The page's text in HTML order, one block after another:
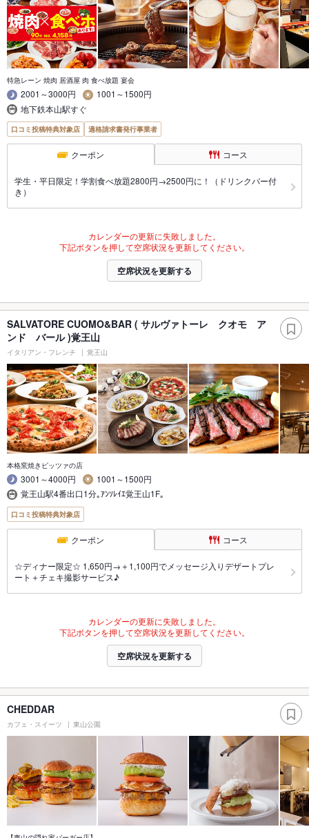
特急レーン 焼肉 居酒屋 肉 食べ放題 宴会
2001～3000円
1001～1500円
地下鉄本山駅すぐ
口コミ投稿特典対象店 適格請求書発行事業者
クーポン コース
学生・平日限定！学割食べ放題2800円→2500円に！（ドリンクバー付
き）
カレンダーの更新に失敗しました。
下記ボタンを押して空席状況を更新してください。
空席状況を更新する
SALVATORE CUOMO&BAR ( サルヴァトーレ クオモ ア
ンド バール )覚王山
イタリアン・フレンチ 覚王山
本格窯焼きピッツァの店
3001～4000円
1001～1500円
覚王山駅4番出口1分｡ｱﾝｿﾚｲｴ覚王山1F｡
口コミ投稿特典対象店
クーポン コース
☆ディナー限定☆ 1,650円→＋1,100円でメッセージ入りデザートプレ
ート＋チェキ撮影サービス♪
カレンダーの更新に失敗しました。
下記ボタンを押して空席状況を更新してください。
空席状況を更新する
CHEDDAR
カフェ・スイーツ 東山公園